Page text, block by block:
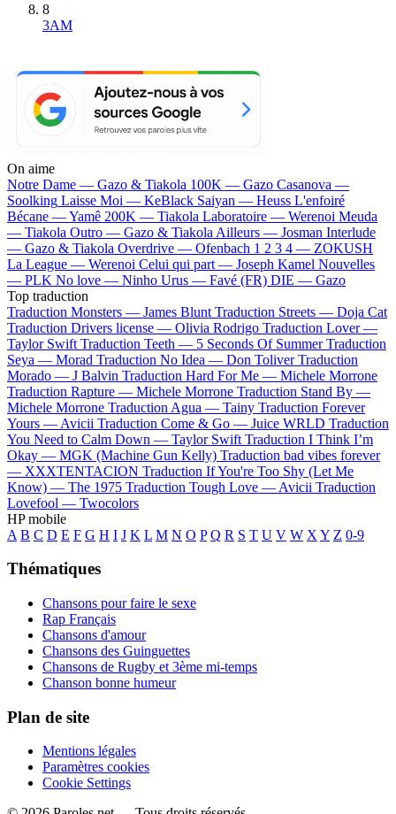
8
3AM
On aime
Notre Dame — Gazo & Tiakola 100K — Gazo Casanova —
Soolking Laisse Moi — KeBlack Saiyan — Heuss L'enfoiré
Bécane —Yamê 200K — Tiakola Laboratoire — Werenoi Meuda
— Tiakola Outro — Gazo & Tiakola Ailleurs — Josman Interlude
— Gazo & Tiakola Overdrive — Ofenbach 1 2 3 4 — ZOKUSH
La League — Werenoi Celui qui part — Joseph Kamel Nouvelles
— PLK No love — Ninho Urus — Favé (FR) DIE — Gazo
Top traduction
Traduction Monsters — James Blunt Traduction Streets — Doja Cat
Traduction Drivers license — Olivia Rodrigo Traduction Lover —
Taylor Swift Traduction Teeth — 5 Seconds Of Summer Traduction
Seya — Morad Traduction No Idea — Don Toliver Traduction
Morado — J Balvin Traduction Hard For Me — Michele Morrone
Traduction Rapture — Michele Morrone Traduction Stand By —
Michele Morrone Traduction Agua — Tainy Traduction Forever
Yours — Avicii Traduction Come & Go — Juice WRLD Traduction
You Need to Calm Down — Taylor Swift Traduction I Think I’m
Okay — MGK (Machine Gun Kelly) Traduction bad vibes forever
— XXXTENTACION Traduction If You're Too Shy (Let Me
Know) — The 1975 Traduction Tough Love — Avicii Traduction
Lovefool — Twocolors
HP mobile
A B C D E F G H I J K L M N O P Q R S T U V W X Y Z 0-9
Thématiques
Chansons pour faire le sexe
Rap Français
Chansons d'amour
Chansons des Guinguettes
Chansons de Rugby et 3ème mi-temps
Chanson bonne humeur
Plan de site
Mentions légales
Paramètres cookies
Cookie Settings